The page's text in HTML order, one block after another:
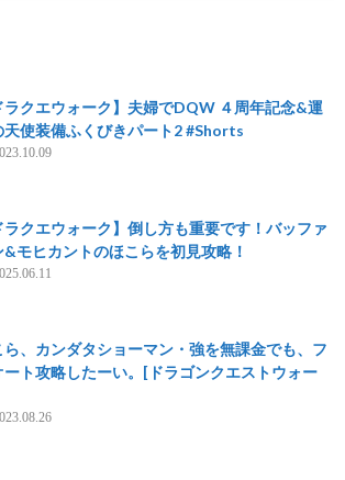
ラクエウォーク】夫婦でDQW ４周年記念&運
天使装備ふくびきパート2 #Shorts
ラクエウォーク】倒し方も重要です！バッファ
&モヒカントのほこらを初見攻略！
ら、カンダタショーマン・強を無課金でも、フ
ート攻略したーい。[ドラゴンクエストウォー